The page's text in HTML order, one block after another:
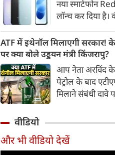
कंपनी की
जरिए शुरू की गई
में इसे दूसरे शहरों
कराया जाएगा।
नया स्मार्टफोन
लॉन्च कर दिया
डिस्प्ले,
और Qualcomm
चिपसेट के साथ पेश
50MP का मेन
इसके अलावा
Corning
चेसिस जैसे फीचर्स
ATF में इथेनॉल मिलाएगी सरकार!
पर क्या बोले उड्डयन मंत्री किंजरापु?
आप नेता अरविंद
पेट्रोल के बाद
मिलाने संबंधी दावे
इथेनॉल मिलाने की
वीडियो
और भी वीडियो देखें